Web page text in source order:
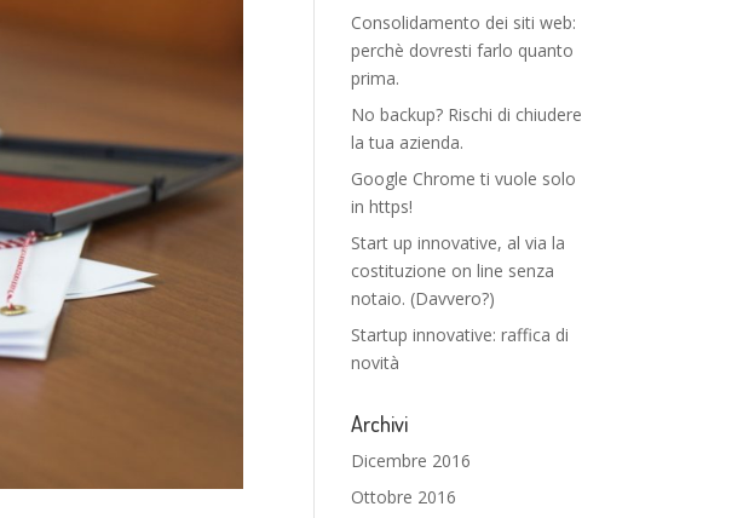
Consolidamento dei siti web:
perchè dovresti farlo quanto
prima.
No backup? Rischi di chiudere
la tua azienda.
Google Chrome ti vuole solo
in https!
Start up innovative, al via la
costituzione on line senza
notaio. (Davvero?)
Startup innovative: raffica di
novità
Archivi
Dicembre 2016
Ottobre 2016